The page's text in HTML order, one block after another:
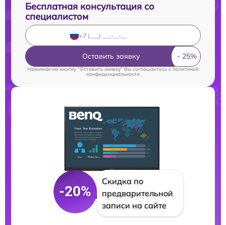
Бесплатная консультация со
специалистом
Оставить заявку
Нажимая на кнопку "Оставить заявку" Вы соглашаетесь cполитикой
конфиденциальности
-20%
Скидка по
предварительной
записи на сайте